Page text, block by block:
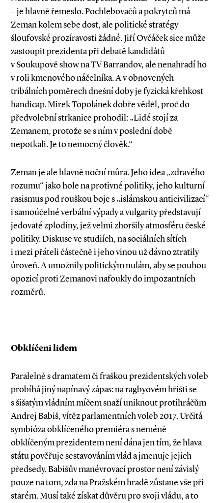
– je hlavně řemeslo. Pochlebovačů a pokrytců má
Zeman kolem sebe dost, ale politické stratégy
šloufovské prozíravosti žádné. Jiří Ovčáček sice může
zastoupit prezidenta při debatě kandidátů
v Soukupově show na TV Barrandov, ale nenahradí ho
v roli kmenového náčelníka. A v obnovených
tribálních poměrech dnešní doby je fyzická křehkost
handicap. Mirek Topolánek dobře věděl, proč do
předvolební strkanice prohodil: „Lidé stojí za
Zemanem, protože se s ním v poslední době
nepotkali. Je to nemocný člověk.“
Zeman je ale hlavně noční můra. Jeho idea „zdravého
rozumu“ jako hole na protivné politiky, jeho kulturní
rasismus pod rouškou boje s „islámskou anticivilizací“
i samoúčelné verbální výpady a vulgarity představují
jedovaté zplodiny, jež velmi zhoršily atmosféru české
politiky. Diskuse ve studiích, na sociálních sítích
i mezi přáteli částečně i jeho vinou už dávno ztratily
úroveň. A umožnily politickým nulám, aby se pouhou
opozicí proti Zemanovi nafoukly do impozantních
rozměrů.
Obklíčeni lidem
Paralelně s dramatem či fraškou prezidentských voleb
probíhá jiný napínavý zápas: na ragbyovém hřišti se
s šišatým vládním míčem snaží uniknout protihráčům
Andrej Babiš, vítěz parlamentních voleb 2017. Určitá
symbióza obklíčeného premiéra s neméně
obklíčeným prezidentem není dána jen tím, že hlava
státu pověřuje sestavováním vlád a jmenuje jejich
předsedy. Babišův manévrovací prostor není závislý
pouze na tom, zda na Pražském hradě zůstane vše při
starém. Musí také získat důvěru pro svoji vládu, a to